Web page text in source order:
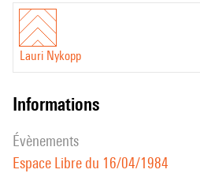
Lauri Nykopp
informations
évènements
Espace Libre du 16/04/1984